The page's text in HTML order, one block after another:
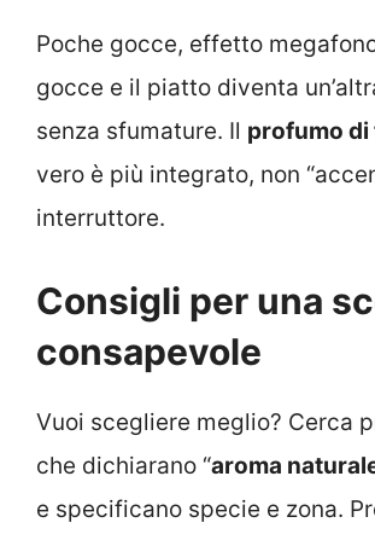
Poche gocce, effetto
gocce e il piatto diventa
senza sfumature. Il profumo
vero è più integrato, non
interruttore.
Consigli per una
consapevole
Vuoi scegliere meglio? Cerca
che dichiarano “aroma
e specificano specie e zona.